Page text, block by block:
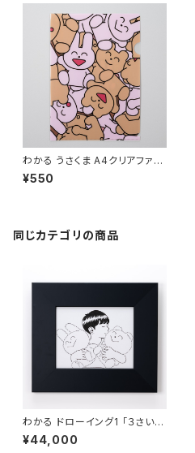
わかる うさくま A4クリアファイ
ル
¥550
同じカテゴリの商品
わかる ドローイング1 「３さい」
裏面にサイン、額装込み
¥44,000